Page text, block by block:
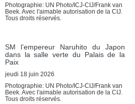
Photographie: UN Photo/ICJ-CIJ/Frank van
Beek. Avec l'aimable autorisation de la CIJ.
Tous droits réservés.
SM l’empereur Naruhito du Japon
dans la salle verte du Palais de la
Paix
jeudi 18 juin 2026
Photographie: UN Photo/ICJ-CIJ/Frank van
Beek. Avec l'aimable autorisation de la CIJ.
Tous droits réservés.